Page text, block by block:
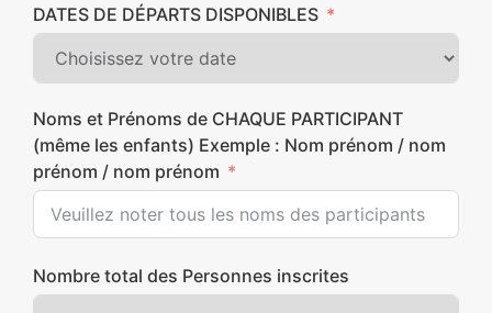
DATES DE DÉPARTS DISPONIBLES
Noms et Prénoms de CHAQUE PARTICIPANT
(même les enfants) Exemple : Nom prénom / nom
prénom / nom prénom
Nombre total des Personnes inscrites